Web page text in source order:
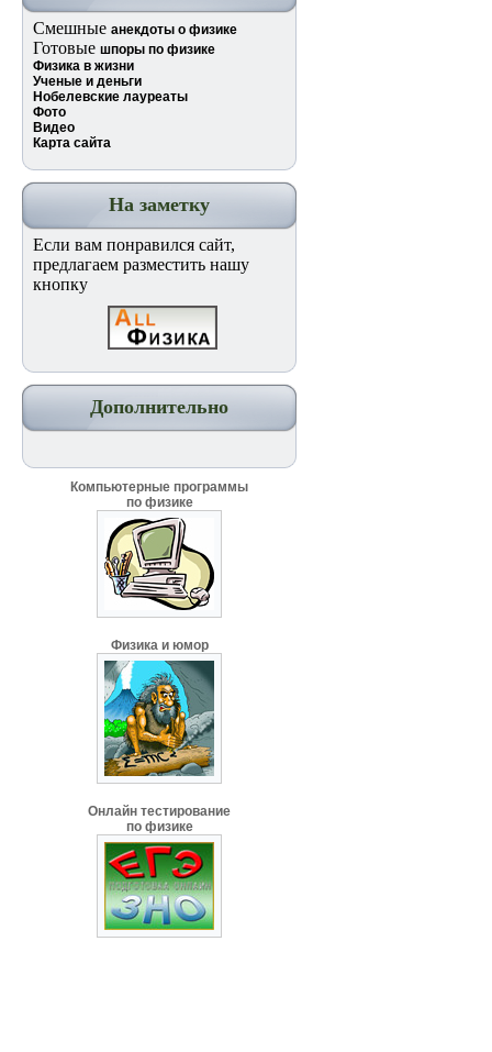
Смешные анекдоты о физике
Готовые шпоры по физике
Физика в жизни
Ученые и деньги
Нобелевские лауреаты
Фото
Видео
Карта сайта
На заметку
Если вам понравился сайт,
предлагаем разместить нашу
кнопку
Дополнительно
Компьютерные программы
по физике
Физика и юмор
Онлайн тестирование
по физике